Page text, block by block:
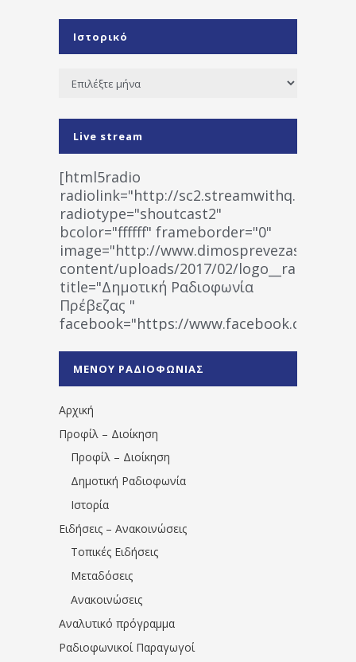
Ιστορικό
Ιστορικό
Live stream
[html5radio
radiolink="http://
radiotype="shoutcast2"
bcolor="ffffff" frameborder="0"
image="http://www.dimosprevezas.gr/wp-
content/uploads/2017/02/
title="Δημοτική Ραδιοφωνία
Πρέβεζας "
facebook="https://www.facebook.com/
1531194763766854/" artist="" ]
ΜΕΝΟΥ ΡΑΔΙΟΦΩΝΙΑΣ
Αρχική
Προφίλ – Διοίκηση
Προφίλ – Διοίκηση
Δημοτική Ραδιοφωνία
Ιστορία
Ειδήσεις – Ανακοινώσεις
Τοπικές Ειδήσεις
Μεταδόσεις
Ανακοινώσεις
Αναλυτικό πρόγραμμα
Ραδιοφωνικοί Παραγωγοί